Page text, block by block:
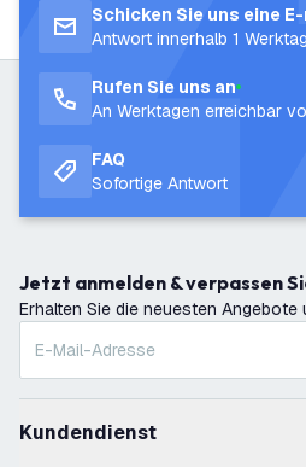
Schicken Sie uns eine
Antwort innerhalb 1 Werktag
Rufen Sie uns an
An Werktagen erreichbar
FAQ
Sofortige Antwort
Jetzt anmelden & verpassen
Erhalten Sie die neuesten Angebote
Kundendienst